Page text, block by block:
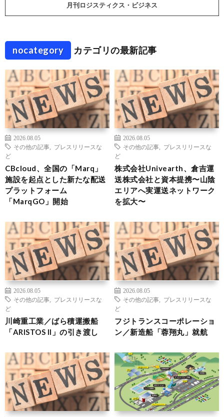
月刊ロジスティクス・ビジネス
nocategory カテゴリの最新記事
2026.08.05
その他の記事
プレスリリースな
ど
CBcloud、全国の「Marq」
施設を起点とした新たな配送
プラットフォーム
「MarqGO」開始
2026.08.05
その他の記事
プレスリリースな
ど
株式会社Univearth、倉吉運
送株式会社と資本提携〜山陰
エリアへ実運送ネットワーク
を拡大〜
2026.08.05
その他の記事
プレスリリースな
ど
川崎重工業／ばら積運搬船
「ARISTOS II」の引き渡し
2026.08.05
その他の記事
プレスリリースな
ど
フジトランスコーポレーショ
ン／新造船「蓉翔丸」就航